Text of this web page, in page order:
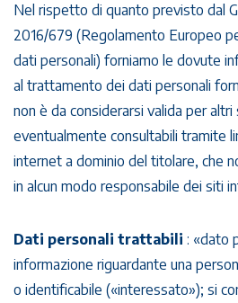
Nel rispetto di quanto previsto dal
2016/679 (Regolamento Europeo
dati personali) forniamo le dovute
al trattamento dei dati personali
non è da considerarsi valida per
eventualmente consultabili tramite
internet a dominio del titolare, che
in alcun modo responsabile dei siti
Dati personali trattabili : «dato
informazione riguardante una
o identificabile («interessato»); si